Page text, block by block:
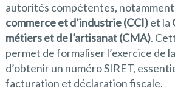
autorités compétentes, notamment
commerce et d’industrie (CCI)et la
métiers et de l’artisanat (CMA).
permet de formaliser l’exercice de
d’obtenir un numéro SIRET,
facturation et déclaration fiscale.